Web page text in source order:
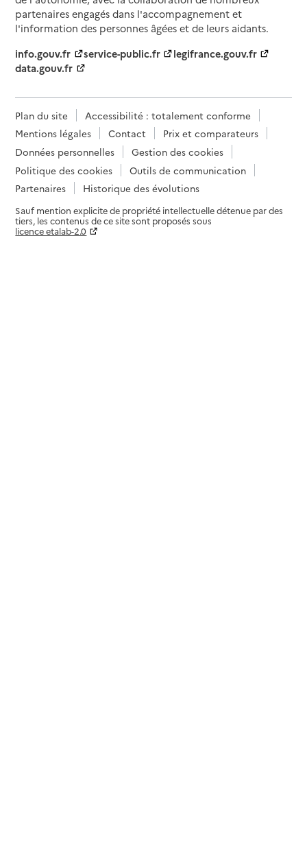
partenaires engagés dans l'accompagnement et
l'information des personnes âgées et de leurs aidants.
info.gouv.fr
service-public.fr
legifrance.gouv.fr
data.gouv.fr
Plan du site
Accessibilité : totalement conforme
Mentions légales
Contact
Prix et comparateurs
Données personnelles
Gestion des cookies
Politique des cookies
Outils de communication
Partenaires
Historique des évolutions
Sauf mention explicite de propriété intellectuelle détenue par des
tiers, les contenus de ce site sont proposés sous
licence etalab-2.0